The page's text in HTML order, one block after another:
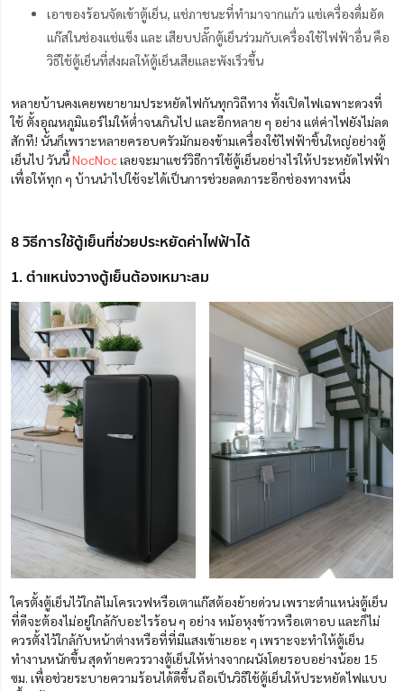
เอาของร้อนจัดเข้าตู้เย็น, แช่ภาชนะที่ทำมาจากแก้ว แช่เครื่องดื่มอัด
แก๊สในช่องแช่แข็ง และ เสียบปลั๊กตู้เย็นร่วมกับเครื่องใช้ไฟฟ้าอื่น คือ
วิธีใช้ตู้เย็นที่ส่งผลให้ตู้เย็นเสียและพังเร็วขึ้น
หลายบ้านคงเคยพยายามประหยัดไฟกันทุกวิถีทาง ทั้งเปิดไฟเฉพาะดวงที่
ใช้ ตั้งอุณหภูมิแอร์ไม่ให้ต่ำจนเกินไป และอีกหลาย ๆ อย่าง แต่ค่าไฟยังไม่ลด
สักที! นั้นก็เพราะหลายครอบครัวมักมองข้ามเครื่องใช้ไฟฟ้าชิ้นใหญ่อย่างตู้
เย็นไป วันนี้NocNocเลยจะมาแชร์วิธีการใช้ตู้เย็นอย่างไรให้ประหยัดไฟฟ้า
เพื่อให้ทุก ๆ บ้านนำไปใช้จะได้เป็นการช่วยลดภาระอีกช่องทางหนึ่ง
8 วิธีการใช้ตู้เย็นที่ช่วยประหยัดค่าไฟฟ้าได้
1. ตำแหน่งวางตู้เย็นต้องเหมาะสม
ใครตั้งตู้เย็นไว้ใกล้ไมโครเวฟหรือเตาแก๊สต้องย้ายด่วน เพราะตำแหน่งตู้เย็น
ที่ดีจะต้องไม่อยู่ใกล้กับอะไรร้อน ๆ อย่าง หม้อหุงข้าวหรือเตาอบ และก็ไม่
ควรตั้งไว้ใกล้กับหน้าต่างหรือที่ที่มีแสงเข้าเยอะ ๆ เพราะจะทำให้ตู้เย็น
ทำงานหนักขึ้น สุดท้ายควรวางตู้เย็นให้ห่างจากผนังโดยรอบอย่างน้อย 15
ซม. เพื่อช่วยระบายความร้อนได้ดีขึ้น ถือเป็นวิธีใช้ตู้เย็นให้ประหยัดไฟแบบ